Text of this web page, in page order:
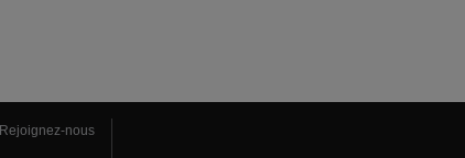
Rejoignez-nous